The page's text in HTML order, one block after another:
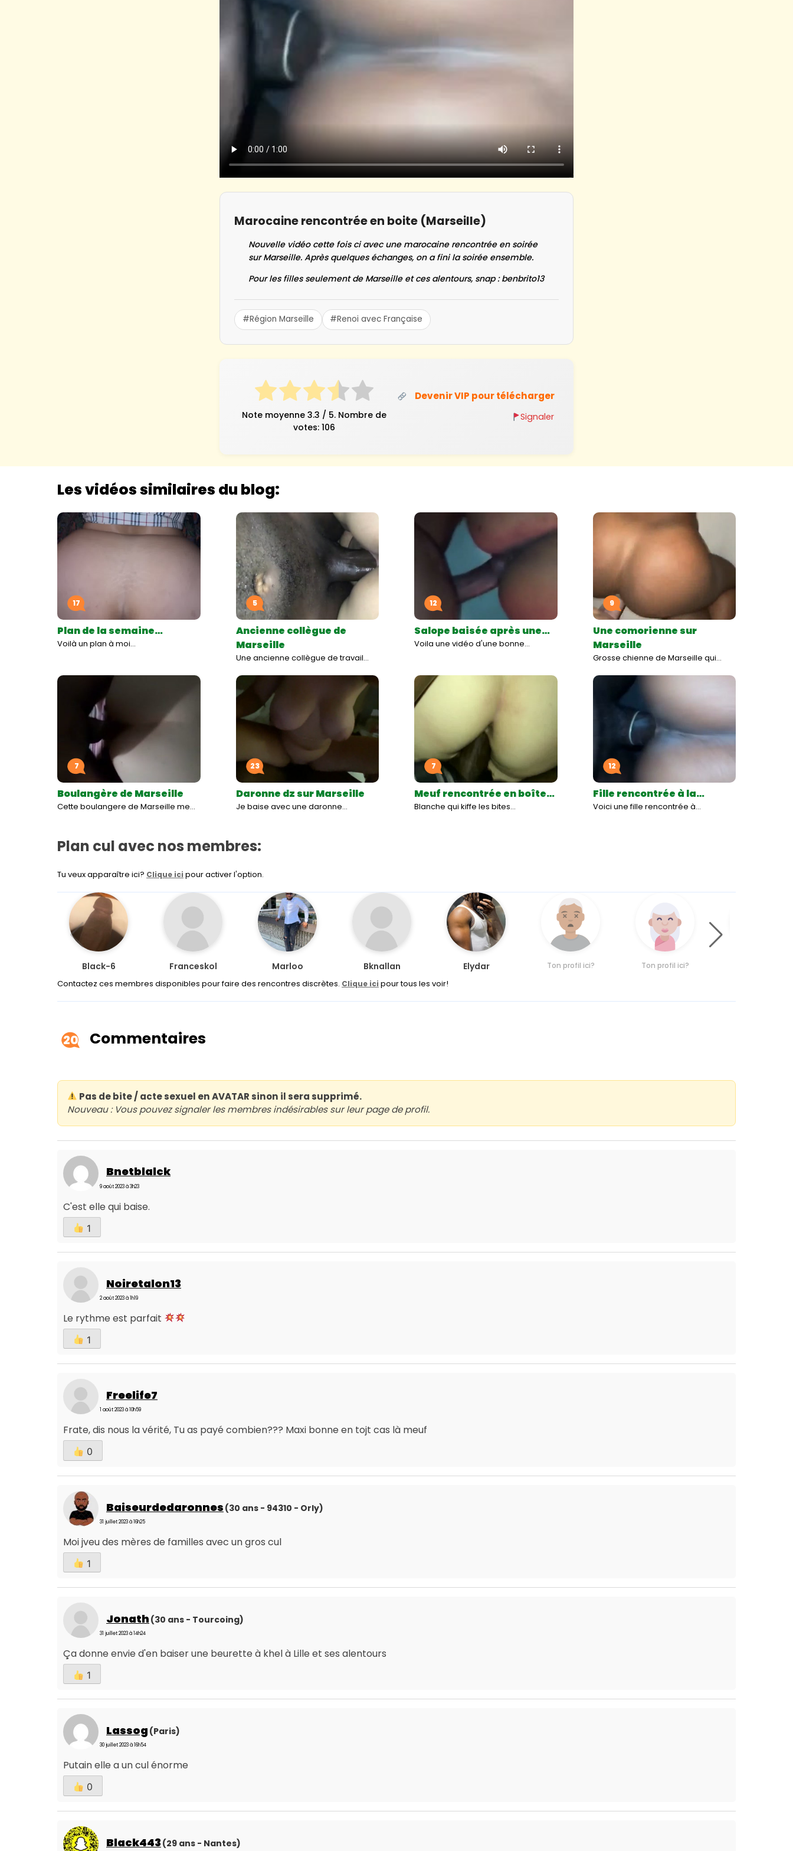
Marocaine rencontrée en boite (Marseille)
Nouvelle vidéo cette fois ci avec une marocaine rencontrée en soirée
sur Marseille. Après quelques échanges, on a fini la soirée ensemble.
Pour les filles seulement de Marseille et ces alentours, snap : benbrito13
#Région Marseille #Renoi avec Française
Note moyenne 3.3 / 5. Nombre de
votes: 106
Devenir VIP pour télécharger
Signaler
Les vidéos similaires du blog:
17
Plan de la semaine…
Voilà un plan à moi…
5
Ancienne collègue de
Marseille
Une ancienne collègue de travail…
12
Salope baisée après une…
Voila une vidéo d'une bonne…
9
Une comorienne sur
Marseille
Grosse chienne de Marseille qui…
7
Boulangère de Marseille
Cette boulangere de Marseille me…
23
Daronne dz sur Marseille
Je baise avec une daronne…
7
Meuf rencontrée en boîte…
Blanche qui kiffe les bites…
12
Fille rencontrée à la…
Voici une fille rencontrée à…
Plan cul avec nos membres:
Tu veux apparaître ici? Clique ici pour activer l'option.
Black-6 Franceskol Marloo Bknallan Elydar Ton profil ici? Ton profil ici?
Contactez ces membres disponibles pour faire des rencontres discrètes. Clique ici pour tous les voir!
20 Commentaires
Pas de bite / acte sexuel en AVATAR sinon il sera supprimé.
Nouveau : Vous pouvez signaler les membres indésirables sur leur page de profil.
Bnetblalck
9 août 2023 à 3h23
C'est elle qui baise.
1
Noiretalon13
2 août 2023 à 1h19
Le rythme est parfait
1
Freelife7
1 août 2023 à 10h59
Frate, dis nous la vérité, Tu as payé combien??? Maxi bonne en tojt cas là meuf
0
Baiseurdedaronnes (30 ans - 94310 - Orly)
31 juillet 2023 à 16h25
Moi jveu des mères de familles avec un gros cul
1
Jonath (30 ans - Tourcoing)
31 juillet 2023 à 14h24
Ça donne envie d'en baiser une beurette à khel à Lille et ses alentours
1
Lassog (Paris)
30 juillet 2023 à 16h54
Putain elle a un cul énorme
0
Black443 (29 ans - Nantes)